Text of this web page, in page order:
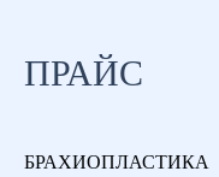
ПРАЙС
БРАХИОПЛАСТИКА